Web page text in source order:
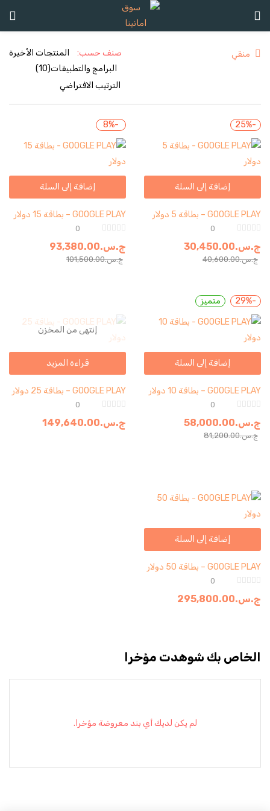
ادخل اسم المستخدم وكلمة المرور للدخول.
تذكرنى
تسجيل الدخول
كلمة مرور مفقودة؟
منقي صنف حسب:
-25%
إضافة إلى السلة
GOOGLE PLAY – بطاقة 5 دولار
0
ج.س.30,450.00
ج.س.40,600.00
-8%
إضافة إلى السلة
GOOGLE PLAY – بطاقة 15 دولار
0
ج.س.93,380.00
ج.س.101,500.00
-29% متميز
إضافة إلى السلة
GOOGLE PLAY – بطاقة 10 دولار
0
ج.س.58,000.00
ج.س.81,200.00
إنتهى من المخزن
قراءة المزيد
GOOGLE PLAY – بطاقة 25 دولار
0
ج.س.149,640.00
إضافة إلى السلة
GOOGLE PLAY – بطاقة 50 دولار
0
ج.س.295,800.00
الخاص بك شوهدت مؤخرا
لم يكن لديك أي بند معروضة مؤخرا.